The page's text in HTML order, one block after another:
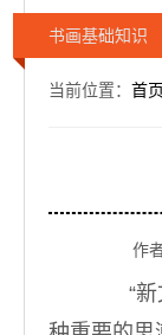
书画基础知识
当前位置： 首页
作
“新文